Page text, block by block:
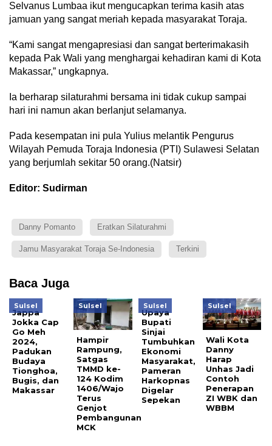
Selvanus Lumbaa ikut mengucapkan terima kasih atas
jamuan yang sangat meriah kepada masyarakat Toraja.
“Kami sangat mengapresiasi dan sangat berterimakasih
kepada Pak Wali yang menghargai kehadiran kami di Kota
Makassar,” ungkapnya.
Ia berharap silaturahmi bersama ini tidak cukup sampai
hari ini namun akan berlanjut selamanya.
Pada kesempatan ini pula Yulius melantik Pengurus
Wilayah Pemuda Toraja Indonesia (PTI) Sulawesi Selatan
yang berjumlah sekitar 50 orang.(Natsir)
Editor: Sudirman
Danny Pomanto Eratkan Silaturahmi
Jamu Masyarakat Toraja Se-Indonesia Terkini
Baca Juga
Sulsel
Jappa
Jokka Cap
Go Meh
2024,
Padukan
Budaya
Tionghoa,
Bugis, dan
Makassar
Sulsel
Hampir
Rampung,
Satgas
TMMD ke-
124 Kodim
1406/Wajo
Terus
Genjot
Pembangunan
MCK
Sulsel
Upaya
Bupati
Sinjai
Tumbuhkan
Ekonomi
Masyarakat,
Pameran
Harkopnas
Digelar
Sepekan
Sulsel
Wali Kota
Danny
Harap
Unhas Jadi
Contoh
Penerapan
ZI WBK dan
WBBM